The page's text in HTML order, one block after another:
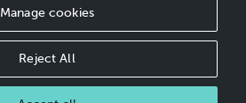
Manage cookies
Reject All